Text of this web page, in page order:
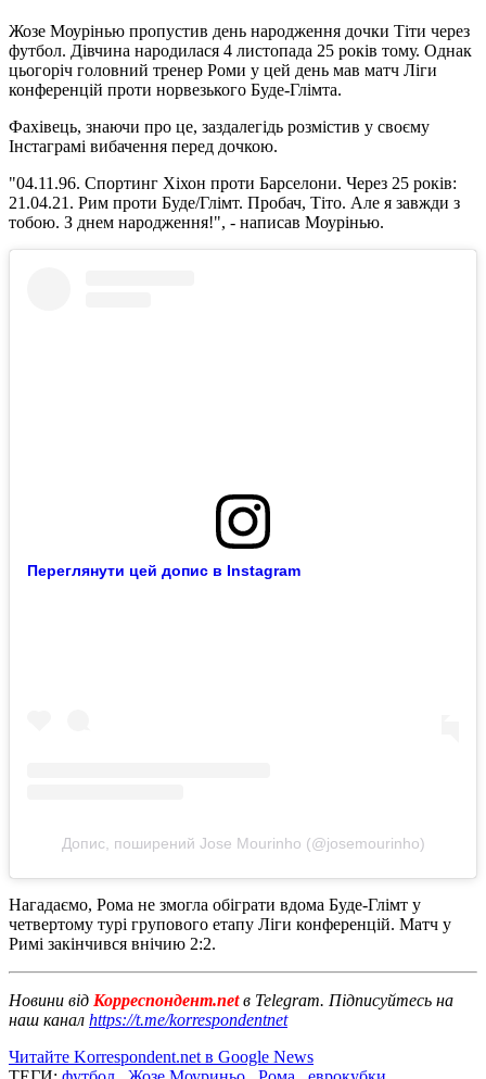
Жозе Моурінью пропустив день народження дочки Тіти через
футбол. Дівчина народилася 4 листопада 25 років тому. Однак
цьогоріч головний тренер Роми у цей день мав матч Ліги
конференцій проти норвезького Буде-Глімта.
Фахівець, знаючи про це, заздалегідь розмістив у своєму
Інстаграмі вибачення перед дочкою.
"04.11.96. Спортинг Хіхон проти Барселони. Через 25 років:
21.04.21. Рим проти Буде/Глімт. Пробач, Тіто. Але я завжди з
тобою. З днем ​​народження!", - написав Моурінью.
Переглянути цей допис в Instagram
Допис, поширений Jose Mourinho (@josemourinho)
Нагадаємо, Рома не змогла обіграти вдома Буде-Глімт у
четвертому турі групового етапу Ліги конференцій. Матч у
Римі закінчився внічию 2:2.
Новини від Корреспондент.netв Telegram. Підписуйтесь на
наш канал https://t.me/korrespondentnet
Читайте Korrespondent.net в Google News